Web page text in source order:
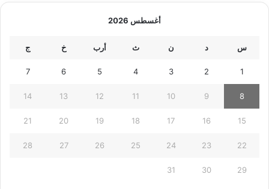
أغسطس 2026
س د ن ث أرب خ ج
1
2
3
4
5
6
7
8
9
10
11
12
13
14
15
16
17
18
19
20
21
22
23
24
25
26
27
28
29
30
31